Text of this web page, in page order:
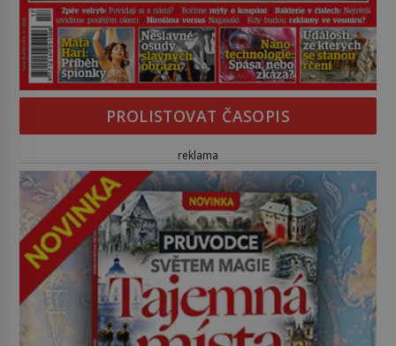
PROLISTOVAT ČASOPIS
reklama